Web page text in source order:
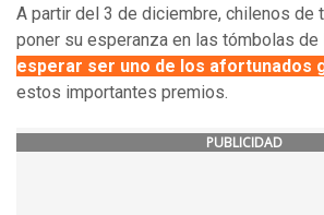
A partir del 3 de diciembre, chilenos de
poner su esperanza en las tómbolas de
esperar ser uno de los afortunados
estos importantes premios.
PUBLICIDAD